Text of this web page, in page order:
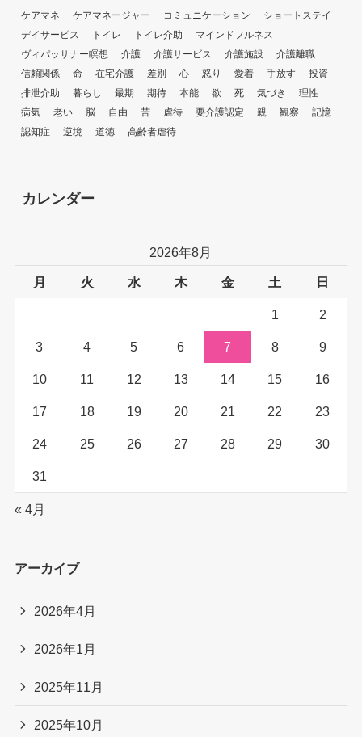
ケアマネ ケアマネージャー コミュニケーション
ショートステイ
デイサービス
トイレ トイレ介助
マインドフルネス
ヴィパッサナー瞑想
介護 介護サービス 介護施設
介護離職
信頼関係
命 在宅介護 差別 心 怒り 愛着 手放す
投資
排泄介助
暮らし 最期 期待 本能 欲 死 気づき
理性
病気
老い 脳 自由 苦 虐待 要介護認定 親 観察
記憶
認知症
逆境 道徳 高齢者虐待
カレンダー
2026年8月
月 火 水 木 金 土 日
1 2
3 4 5 6 7 8 9
10 11 12 13 14 15 16
17 18 19 20 21 22 23
24 25 26 27 28 29 30
31
« 4月
アーカイブ
2026年4月
2026年1月
2025年11月
2025年10月